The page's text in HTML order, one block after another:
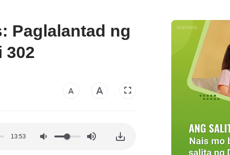
Paglalantad ng
302
13:53